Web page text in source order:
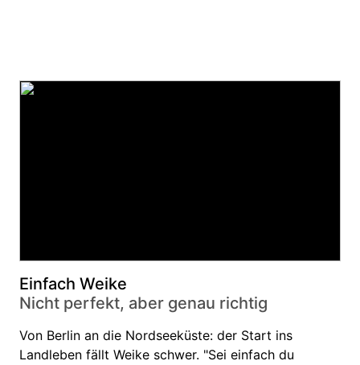
Einfach Weike
Nicht perfekt, aber genau richtig
Von Berlin an die Nordseeküste: der Start ins
Landleben fällt Weike schwer. "Sei einfach du